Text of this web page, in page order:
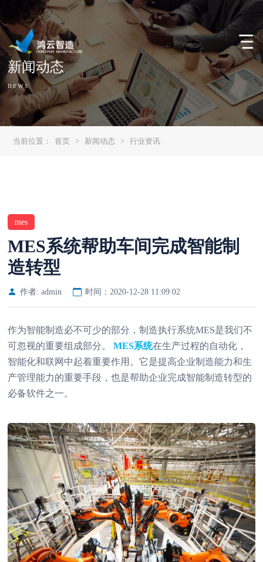
新闻动态
news
当前位置： 首页 > 新闻动态 > 行业资讯
mes
MES系统帮助车间完成智能制
造转型
作者: admin 时间：2020-12-28 11:09:02
作为智能制造必不可少的部分，制造执行系统MES是我们不
可忽视的重要组成部分。MES系统在生产过程的自动化，
智能化和联网中起着重要作用。它是提高企业制造能力和生
产管理能力的重要手段，也是帮助企业完成智能制造转型的
必备软件之一。